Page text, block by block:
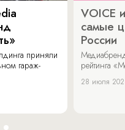
приняли
гараж-
VOICE
самые
России
рейтинга
28 июля